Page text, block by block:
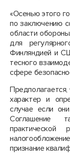
«Осенью этого
по заключению
области
для
Финляндией и
тесного
сфере
характер и
случае если
Соглашение
практической
признание